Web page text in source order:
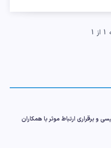
و برقراری ارتباط موثر با همکاران